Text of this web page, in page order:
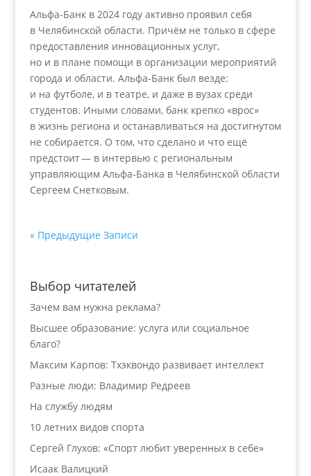
Альфа-Банк в 2024 году активно проявил себя
в Челябинской области. Причём не только в сфере
предоставления инновационных услуг,
но и в плане помощи в организации мероприятий
города и области. Альфа-Банк был везде:
и на футболе, и в театре, и даже в вузах среди
студентов. Иными словами, банк крепко «врос»
в жизнь региона и останавливаться на достигнутом
не собирается. О том, что сделано и что ещё
предстоит — в интервью с региональным
управляющим Альфа-Банка в Челябинской области
Сергеем Снетковым.
« Предыдущие Записи
Выбор читателей
Зачем вам нужна реклама?
Высшее образование: услуга или социальное
благо?
Максим Карпов: Тхэквондо развивает интеллект
Разные люди: Владимир Редреев
На службу людям
10 летних видов спорта
Сергей Глухов: «Спорт любит уверенных в себе»
Исаак Валицкий